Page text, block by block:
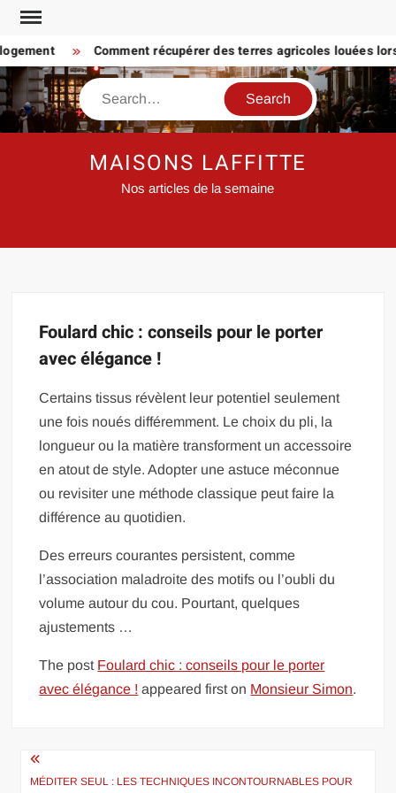
Skip
content
Comment récupérer des terres agricoles louées
Search
MAISONS LAFFITTE
Nos articles de la semaine
Foulard chic : conseils pour le porter
avec élégance !
Certains tissus révèlent leur potentiel seulement
une fois noués différemment. Le choix du pli, la
longueur ou la matière transforment un accessoire
en atout de style. Adopter une astuce méconnue
ou revisiter une méthode classique peut faire la
différence au quotidien.
Des erreurs courantes persistent, comme
l’association maladroite des motifs ou l’oubli du
volume autour du cou. Pourtant, quelques
ajustements …
The post Foulard chic : conseils pour le porter
avec élégance ! appeared first on Monsieur Simon.
Navigation
MÉDITER SEUL : LES TECHNIQUES INCONTOURNABLES POUR